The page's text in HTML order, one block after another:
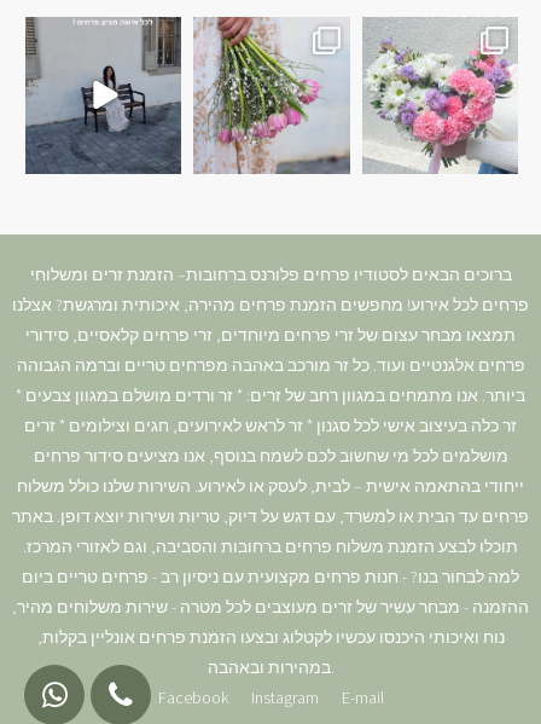
ברוכים הבאים לסטודיו פרחים פלורנס ברחובות– הזמנת זרים ומשלוחי
פרחים לכל אירוע! מחפשים הזמנת פרחים מהירה, איכותית ומרגשת? אצלנו
תמצאו מבחר עצום של זרי פרחים מיוחדים, זרי פרחים קלאסיים, סידורי
פרחים אלגנטיים ועוד. כל זר מורכב באהבה מפרחים טריים וברמה הגבוהה
ביותר. אנו מתמחים במגוון רחב של זרים: * זר ורדים מושלם במגוון צבעים *
זר כלה בעיצוב אישי לכל סגנון * זר לראש לאירועים, חגים וצילומים * זרים
מושלמים לכל מי שחשוב לכם לשמח בנוסף, אנו מציעים סידור פרחים
ייחודי בהתאמה אישית – לבית, לעסק או לאירוע. השירות שלנו כולל משלוח
פרחים עד הבית או למשרד, עם דגש על דיוק, טריות ושירות יוצא דופן. באתר
תוכלו לבצע הזמנת משלוח פרחים ברחובות והסביבה, וגם לאזורי המרכז.
למה לבחור בנו? - חנות פרחים מקצועית עם ניסיון רב - פרחים טריים ביום
ההזמנה - מבחר עשיר של זרים מעוצבים לכל מטרה - שירות משלוחים מהיר,
נוח ואיכותי היכנסו עכשיו לקטלוג ובצעו הזמנת פרחים אונליין בקלות,
במהירות ובאהבה.
Facebook
Instagram E-mail